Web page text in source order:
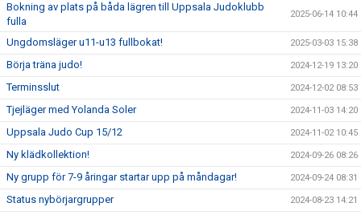
Bokning av plats på båda lägren till Uppsala Judoklubb
fulla
2025-06-14 10:44
Ungdomsläger u11-u13 fullbokat! 2025-03-03 15:38
Börja träna judo! 2024-12-19 13:20
Terminsslut 2024-12-02 08:53
Tjejläger med Yolanda Soler 2024-11-03 14:20
Uppsala Judo Cup 15/12 2024-11-02 10:45
Ny klädkollektion! 2024-09-26 08:26
Ny grupp för 7-9 åringar startar upp på måndagar! 2024-09-24 08:31
Status nybörjargrupper 2024-08-23 14:21